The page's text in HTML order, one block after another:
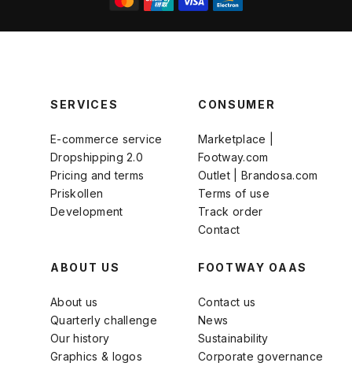
SERVICES
E-commerce service
Dropshipping 2.0
Pricing and terms
Priskollen
Development
CONSUMER
Marketplace |
Footway.com
Outlet | Brandosa.com
Terms of use
Track order
Contact
ABOUT US
About us
Quarterly challenge
Our history
Graphics & logos
FOOTWAY OAAS
Contact us
News
Sustainability
Corporate governance